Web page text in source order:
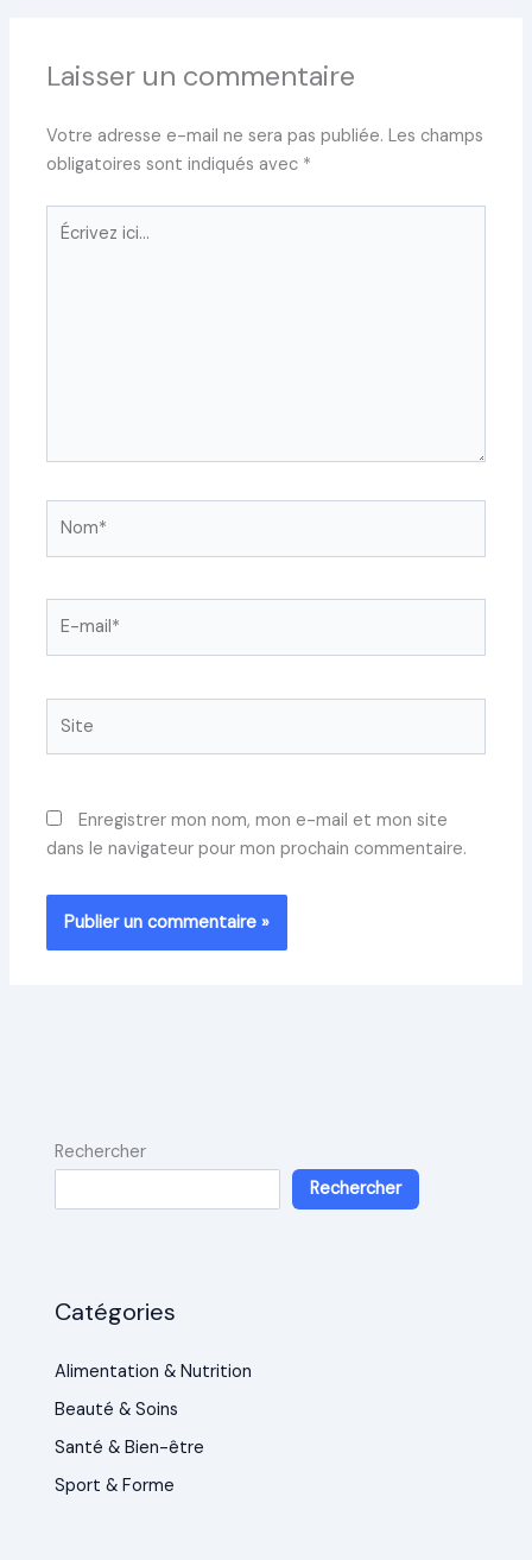
Laisser un commentaire
Votre adresse e-mail ne sera pas publiée. Les champs
obligatoires sont indiqués avec *
Écrivez
ici…
Enregistrer mon nom, mon e-mail et mon site
dans le navigateur pour mon prochain commentaire.
Rechercher
Rechercher
Catégories
Alimentation & Nutrition
Beauté & Soins
Santé & Bien-être
Sport & Forme